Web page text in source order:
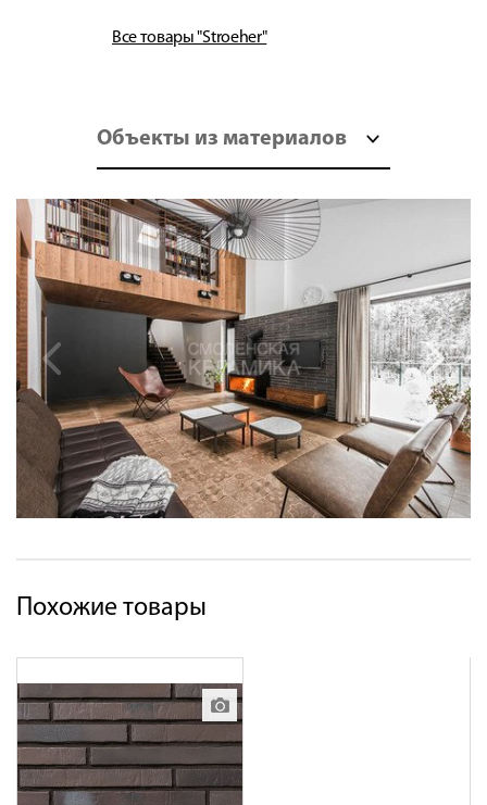
Все товары "Stroeher"
Объекты из материалов
Похожие товары